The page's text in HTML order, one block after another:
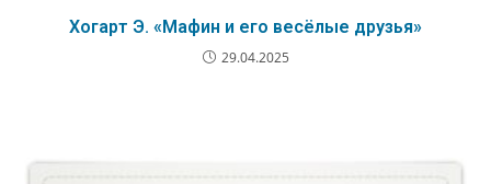
Хогарт Э. «Мафин и его весёлые друзья»
29.04.2025